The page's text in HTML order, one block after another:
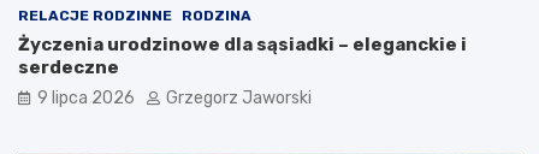
RELACJE RODZINNE RODZINA
Życzenia urodzinowe dla sąsiadki – eleganckie i
serdeczne
9 lipca 2026 Grzegorz Jaworski